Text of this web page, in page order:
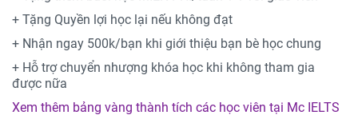
+ Tặng Quyền lợi học lại nếu không đạt
+ Nhận ngay 500k/bạn khi giới thiệu bạn bè học chung
+ Hỗ trợ chuyển nhượng khóa học khi không tham gia
được nữa
Xem thêm bảng vàng thành tích các học viên tại Mc IELTS